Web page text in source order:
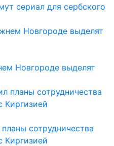
сериал для сербского
Новгороде выделят
сотрудничества
Киргизией